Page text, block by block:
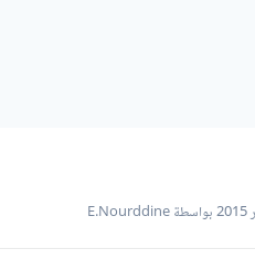
بواسطة E.Nourddine